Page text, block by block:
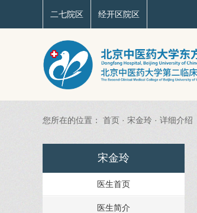
二七院区 经开区院区
您所在的位置： 首页 · 宋金玲 · 详细介绍
宋金玲
医生首页
医生简介